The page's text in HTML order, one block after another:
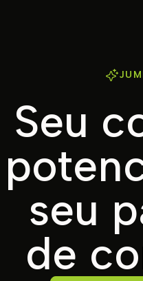
Seu
seu
de